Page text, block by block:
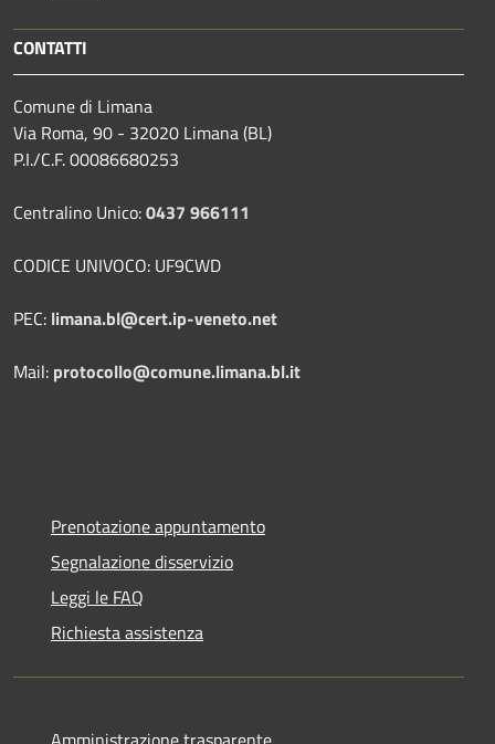
CONTATTI
Comune di Limana
Via Roma, 90 - 32020 Limana (BL)
P.I./C.F. 00086680253
Centralino Unico:0437 966111
CODICE UNIVOCO: UF9CWD
PEC: limana.bl@cert.ip-veneto.net
Mail: protocollo@comune.limana.bl.it
Prenotazione appuntamento
Segnalazione disservizio
Leggi le FAQ
Richiesta assistenza